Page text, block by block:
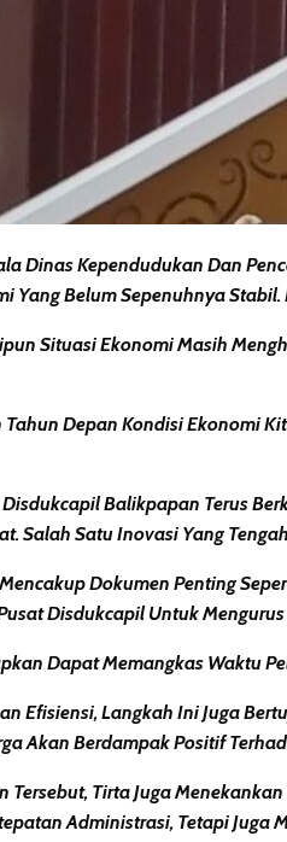
Dinas Kependudukan Dan
Yang Belum Sepenuhnya
Situasi Ekonomi Masih
Depan Kondisi Ekonomi
Balikpapan Terus
Salah Satu Inovasi Yang
Dokumen Penting
Disdukcapil Untuk
Dapat Memangkas Waktu
Efisiensi, Langkah Ini Juga
Akan Berdampak Positif
Tersebut, Tirta Juga
Administrasi, Tetapi